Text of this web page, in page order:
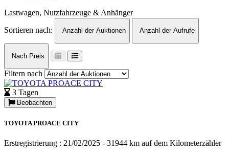
Lastwagen, Nutzfahrzeuge & Anhänger
Sortieren nach:
Anzahl der Auktionen Anzahl der Aufrufe
Nach Preis
Filtern nach
3 Tagen
Beobachten
TOYOTA PROACE CITY
Erstregistrierung : 21/02/2025 - 31944 km auf dem Kilometerzähler